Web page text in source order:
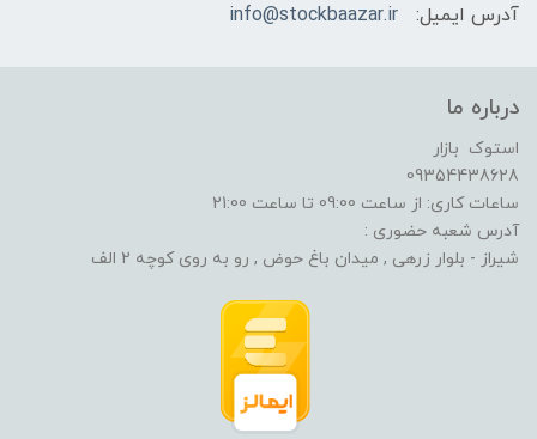
آدرس ایمیل:
info@stockbaazar.ir
درباره ما
استوک بازار
09354438628
ساعات کاری: از ساعت 09:00 تا ساعت 21:00
آدرس شعبه حضوری :
شیراز - بلوار زرهی , میدان باغ حوض , رو به روی کوچه 2 الف